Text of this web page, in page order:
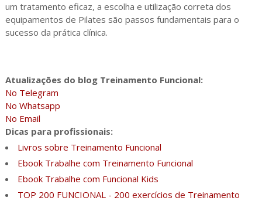
um tratamento eficaz, a escolha e utilização correta dos
equipamentos de Pilates são passos fundamentais para o
sucesso da prática clínica.
Atualizações do blog Treinamento Funcional:
No Telegram
No Whatsapp
No Email
Dicas para profissionais:
Livros sobre Treinamento Funcional
Ebook Trabalhe com Treinamento Funcional
Ebook Trabalhe com Funcional Kids
TOP 200 FUNCIONAL - 200 exercícios de Treinamento